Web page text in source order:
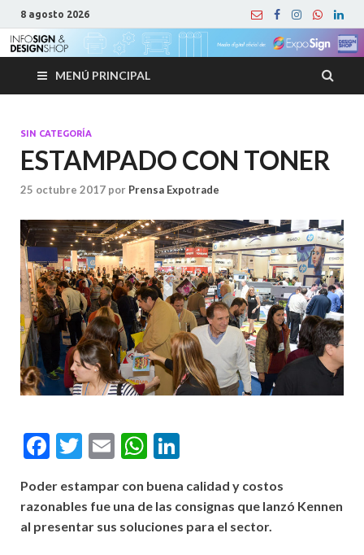
8 agosto 2026
MENÚ PRINCIPAL
SIN CATEGORÍA
ESTAMPADO CON TONER
25 octubre 2017 por Prensa Expotrade
F
e
b
T
itt
er
E
ai
l
W
at
s
ke
dI
Poder estampar con buena calidad y costos
razonables fue una de las consignas que lanzó Kennen
al presentar sus soluciones para el sector.